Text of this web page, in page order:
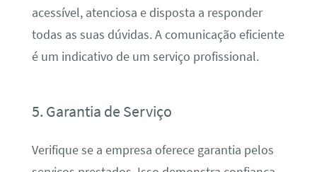
acessível, atenciosa e disposta a responder
todas as suas dúvidas. A comunicação eficiente
é um indicativo de um serviço profissional.
5. Garantia de Serviço
Verifique se a empresa oferece garantia pelos